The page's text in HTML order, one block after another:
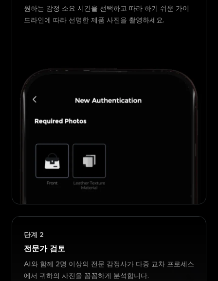
원하는 감정 소요 시간을 선택하고 따라 하기 쉬운 가이
드라인에 따라 선명한 제품 사진을 촬영하세요.
단계 2
전문가 검토
AI와 함께 2명 이상의 전문 감정사가 다중 교차 프로세스
에서 귀하의 사진을 꼼꼼하게 분석합니다.